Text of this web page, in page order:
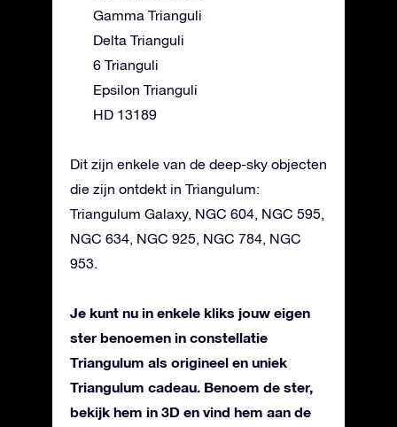
Gamma Trianguli
Delta Trianguli
6 Trianguli
Epsilon Trianguli
HD 13189
Dit zijn enkele van de deep-sky objecten
die zijn ontdekt in Triangulum:
Triangulum Galaxy, NGC 604, NGC 595,
NGC 634, NGC 925, NGC 784, NGC
953.
Je kunt nu in enkele kliks jouw eigen
ster benoemen in constellatie
Triangulum als origineel en uniek
Triangulum cadeau. Benoem de ster,
bekijk hem in 3D en vind hem aan de